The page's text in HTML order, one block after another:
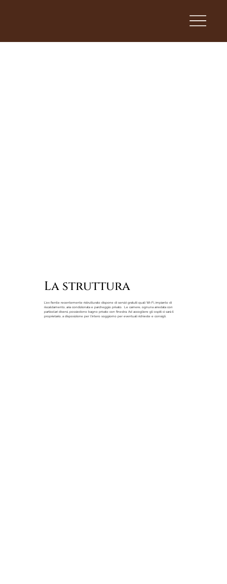
La struttura
L'ex fienile recentemente ristrutturato dispone di servizi gratuiti quali Wi-Fi, impianto di
riscaldamento, aria condizionata e parcheggio privato. Le camere, ognuna arredata con
particolari diversi, possiedono bagno privato con finestra. Ad accogliere gli ospiti ci sarà il
proprietario, a disposizione per l'intero soggiorno per eventuali richieste e consigli.